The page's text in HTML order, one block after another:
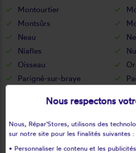
Montourtier
Montsûrs
Neau
Niafles
Oisseau
Parigné-sur-braye
Pommerieux
Port-brillet
Quelaines-saint-gault
Renazé
Nous respectons
Nous, Répar'Stores, utilisons des
sur notre site pour les finalités suivantes :
• Personnaliser le contenu et les publicités